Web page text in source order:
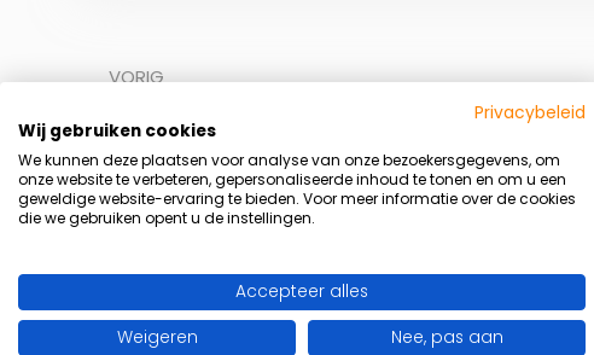
VORIG
Je e-mailadres wordt niet gepubliceerd.Vereiste
Privacybeleid
Wij gebruiken cookies
We kunnen deze plaatsen voor analyse van onze bezoekersgegevens, om
onze website te verbeteren, gepersonaliseerde inhoud te tonen en om u een
geweldige website-ervaring te bieden. Voor meer informatie over de cookies
die we gebruiken opent u de instellingen.
Accepteer alles
Weigeren
Nee, pas aan